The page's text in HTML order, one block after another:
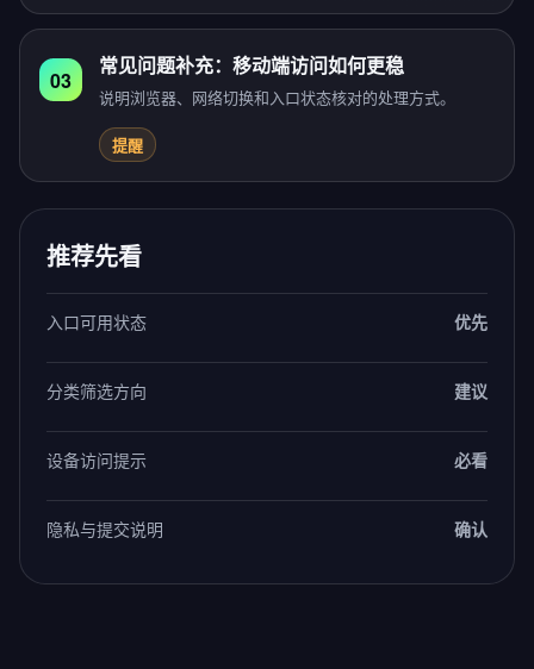
03
常见问题补充：移动端访问如何更稳
说明浏览器、网络切换和入口状态核对的处理方式。
提醒
推荐先看
入口可用状态 优先
分类筛选方向 建议
设备访问提示 必看
隐私与提交说明 确认